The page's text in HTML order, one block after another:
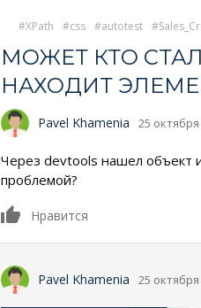
XPath css autotest
МОЖЕТ КТО
НАХОДИТ
Pavel Khamenia 25
Через devtools нашел объект и
проблемой?
0
Нравится
Pavel Khamenia 25